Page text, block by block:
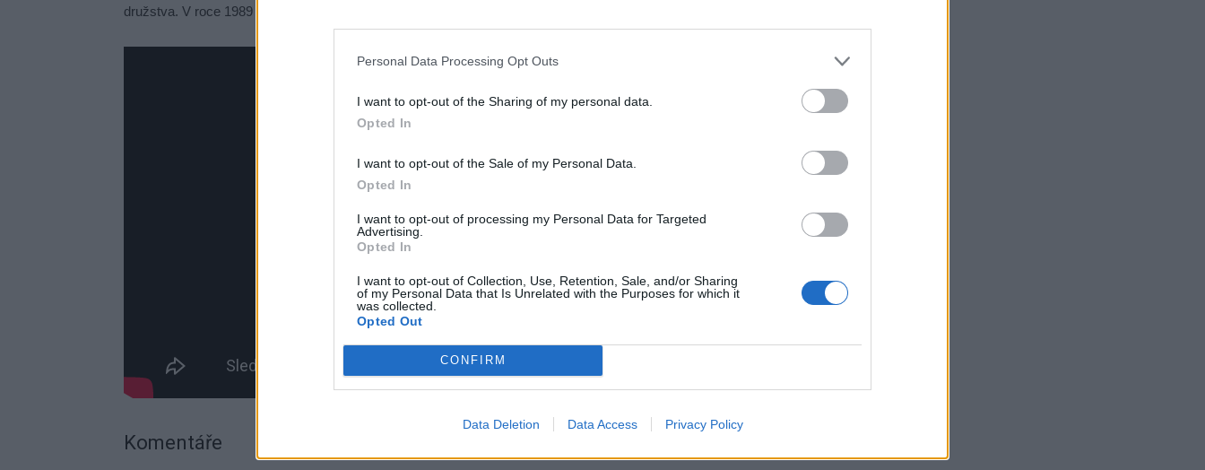
Personal Data Processing Opt Outs
I want to opt-out of the Sharing of my personal data.
Opted In
I want to opt-out of the Sale of my Personal Data.
Opted In
I want to opt-out of processing my Personal Data for Targeted
Advertising.
Opted In
I want to opt-out of Collection, Use, Retention, Sale, and/or Sharing
of my Personal Data that Is Unrelated with the Purposes for which it
was collected.
Opted Out
CONFIRM
Data Deletion Data Access Privacy Policy
družstva. V roce 1989 jej získali soukromí vlastníci, od kterých huť obec koupila v roce 2017.
Komentáře